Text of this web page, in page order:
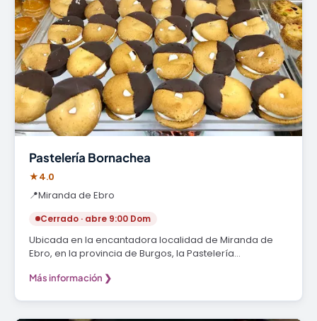
Pastelería Bornachea
★4.0
📍Miranda de Ebro
Cerrado · abre 9:00 Dom
Ubicada en la encantadora localidad de Miranda de
Ebro, en la provincia de Burgos, la Pastelería…
Más información ❯